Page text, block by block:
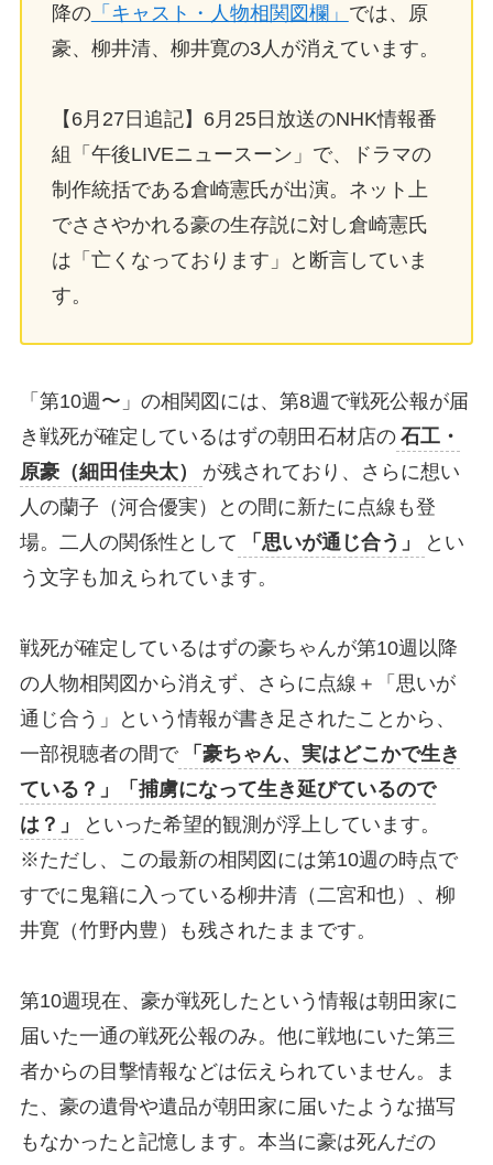
降の「キャスト・人物相関図欄」 では、原
豪、柳井清、柳井寛の3人が消えています。
【6月27日追記】6月25日放送のNHK情報番
組「午後LIVEニュースーン」で、ドラマの
制作統括である倉崎憲氏が出演。ネット上
でささやかれる豪の生存説に対し倉崎憲氏
は「亡くなっております」と断言していま
す。
「第10週〜」の相関図には、第8週で戦死公報が届
き戦死が確定しているはずの朝田石材店の 石工・
原豪（細田佳央太）
が残されており、さらに想い
人の蘭子（河合優実）との間に新たに点線も登
場。二人の関係性として
「思いが通じ合う」
とい
う文字も加えられています。
戦死が確定しているはずの豪ちゃんが第10週以降
の人物相関図から消えず、さらに点線＋「思いが
通じ合う」という情報が書き足されたことから、
一部視聴者の間で
「豪ちゃん、実はどこかで生き
ている？」「捕虜になって生き延びているので
は？」
といった希望的観測が浮上しています。
※ただし、この最新の相関図には第10週の時点で
すでに鬼籍に入っている柳井清（二宮和也）、柳
井寛（竹野内豊）も残されたままです。
第10週現在、豪が戦死したという情報は朝田家に
届いた一通の戦死公報のみ。他に戦地にいた第三
者からの目撃情報などは伝えられていません。ま
た、豪の遺骨や遺品が朝田家に届いたような描写
もなかったと記憶します。本当に豪は死んだの